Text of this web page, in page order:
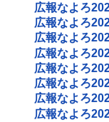
広報なよろ
広報なよろ
広報なよろ
広報なよろ
広報なよろ
広報なよろ
広報なよろ
広報なよろ